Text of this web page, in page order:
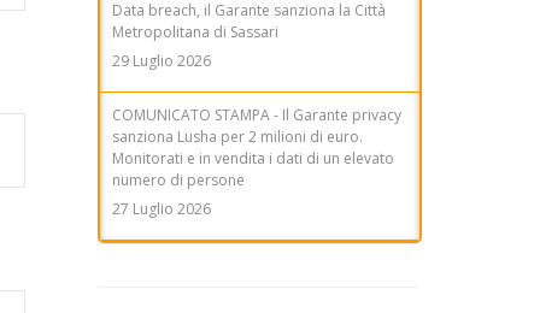
27 Luglio 2026
COMUNICATO STAMPA - Telemarketing, il
Garante privacy sanziona Tim per 9,5
milioni di euro. Consensi acquisiti
illecitamente, inadeguati controlli sulla
filiera e ostacoli all'esercizio dei diritti degli
utenti
31 Luglio 2026